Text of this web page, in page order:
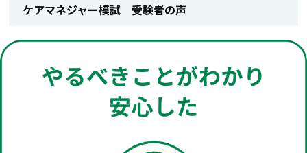
ケアマネジャー模試 受験者の声